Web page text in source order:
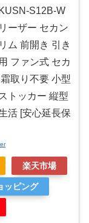
S12B-W
ーザー セカン
ム 前開き 引き
ファン式 セカ
取り不要 小型
トッカー 縦型
活 [安心延長保
楽天市場
ッピング